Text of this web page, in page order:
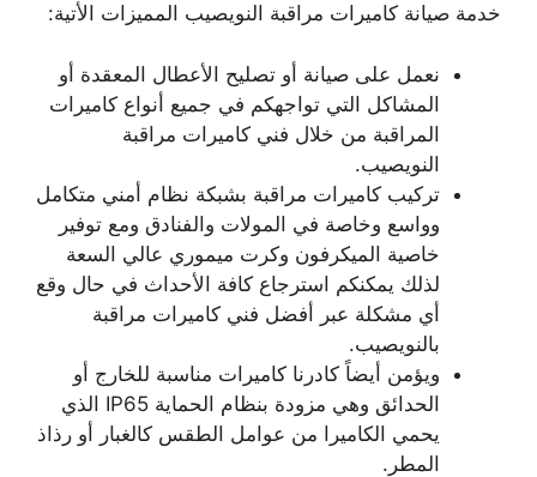
خدمة صيانة كاميرات مراقبة النويصيب المميزات الأتية:
نعمل على صيانة أو تصليح الأعطال المعقدة أو
المشاكل التي تواجهكم في جميع أنواع كاميرات
المراقبة من خلال فني كاميرات مراقبة
النويصيب.
تركيب كاميرات مراقبة بشبكة نظام أمني متكامل
وواسع وخاصة في المولات والفنادق ومع توفير
خاصية الميكرفون وكرت ميموري عالي السعة
لذلك يمكنكم استرجاع كافة الأحداث في حال وقع
أي مشكلة عبر أفضل فني كاميرات مراقبة
بالنويصيب.
ويؤمن أيضاً كادرنا كاميرات مناسبة للخارج أو
الحدائق وهي مزودة بنظام الحماية IP65 الذي
يحمي الكاميرا من عوامل الطقس كالغبار أو رذاذ
المطر.